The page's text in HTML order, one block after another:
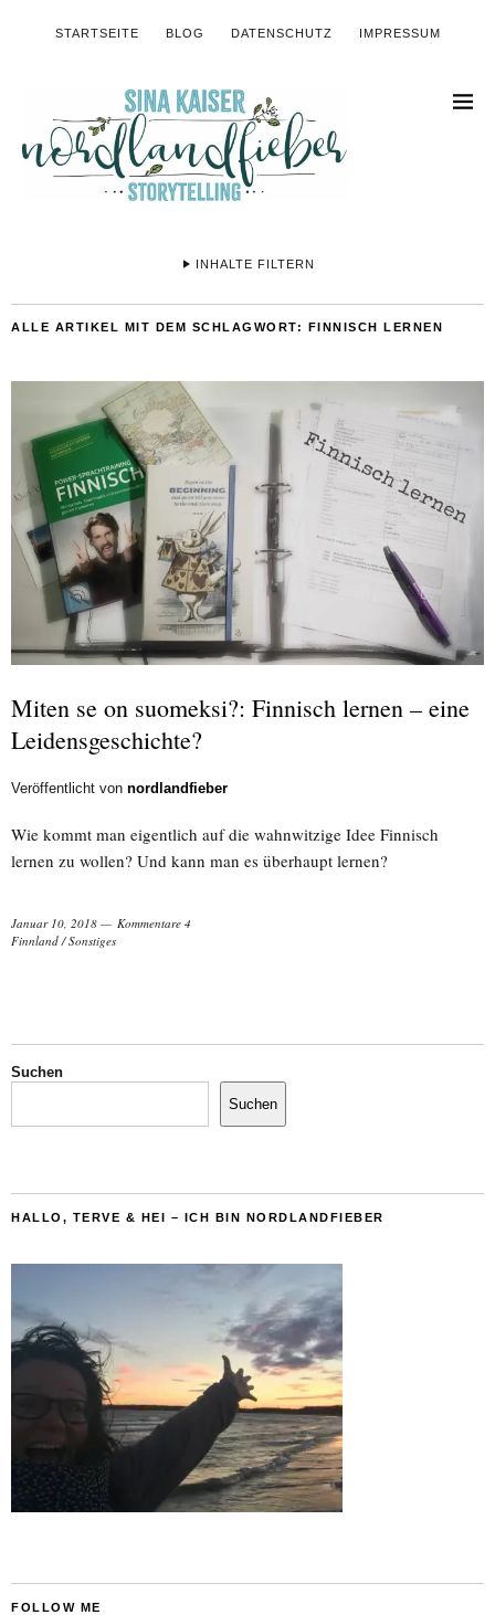
STARTSEITE BLOG DATENSCHUTZ IMPRESSUM
INHALTE FILTERN
ALLE ARTIKEL MIT DEM SCHLAGWORT: FINNISCH LERNEN
Miten se on suomeksi?: Finnisch lernen – eine
Leidensgeschichte?
Veröffentlicht von nordlandfieber
Wie kommt man eigentlich auf die wahnwitzige Idee Finnisch
lernen zu wollen? Und kann man es überhaupt lernen?
Januar 10, 2018
Kommentare 4
Finnland /Sonstiges
Suchen
Suchen
HALLO, TERVE & HEI – ICH BIN NORDLANDFIEBER
FOLLOW ME